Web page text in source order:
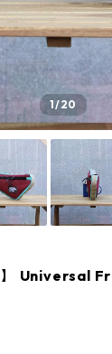
1/20
】 Universal